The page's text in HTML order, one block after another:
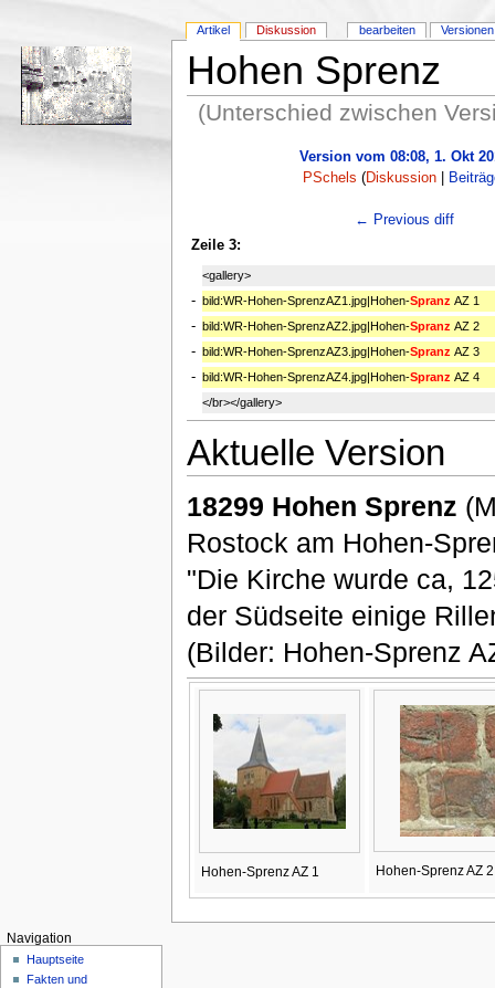
Hohen Sprenz
(Unterschied zwischen
Version vom 08:08, 1. Okt
PSchels (Diskussion|
← Previous diff
Zeile 3:
<gallery>
- bild:WR-Hohen-SprenzAZ1.jpg|Hohen-Spranz AZ 1
- bild:WR-Hohen-SprenzAZ2.jpg|Hohen-Spranz AZ 2
- bild:WR-Hohen-SprenzAZ3.jpg|Hohen-Spranz AZ 3
- bild:WR-Hohen-SprenzAZ4.jpg|Hohen-Spranz AZ 4
</br></gallery>
Aktuelle Version
18299 Hohen Sprenz
Rostock am Hohen-
"Die Kirche wurde ca,
der Südseite einige
(Bilder: Hohen-Sprenz
Hohen-Sprenz AZ 1 Hohen-Sprenz AZ 2
Artikel Diskussion bearbeiten Versionen
Navigation
Hauptseite
Fakten und